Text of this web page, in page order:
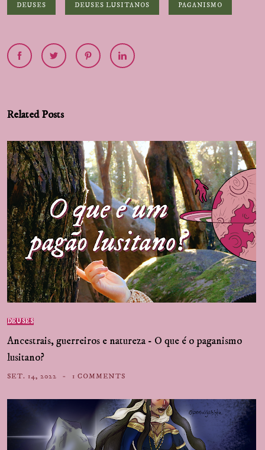
DEUSES DEUSES LUSITANOS PAGANISMO
Related Posts
DEUSES
Ancestrais, guerreiros e natureza - O que é o paganismo
lusitano?
SET. 14, 2022 1 COMMENTS